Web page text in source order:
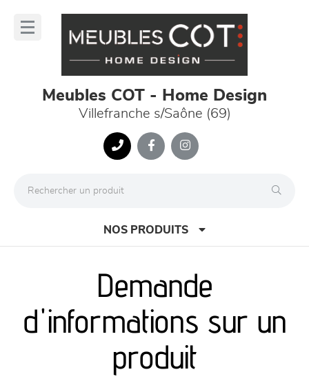
Meubles COT - Home Design
Villefranche s/Saône (69)
NOS PRODUITS
canapés et fauteuils
séjours
meubles de complément
Demande
d'informations sur un
produit